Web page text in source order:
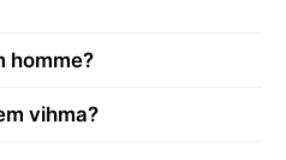
homme?
vihma?